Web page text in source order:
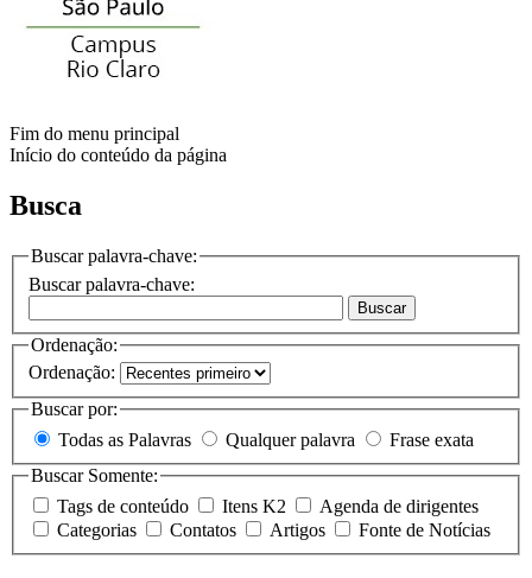
Fim do menu principal
Início do conteúdo da página
Busca
Buscar palavra-chave:
Buscar palavra-chave:
Buscar
Ordenação:
Ordenação:
Buscar por:
Todas as Palavras
Qualquer palavra
Frase exata
Buscar Somente:
Tags de conteúdo
Itens K2
Agenda de dirigentes
Categorias
Contatos Artigos Fonte de Notícias